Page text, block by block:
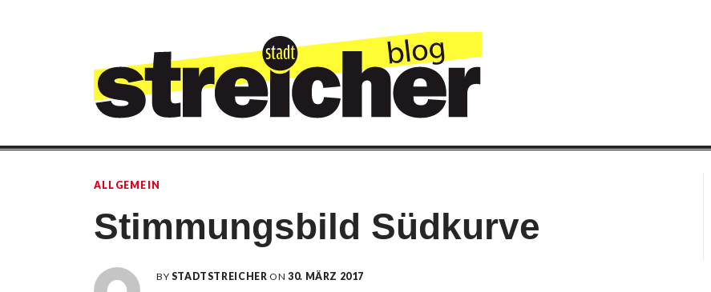
STADTSTREICHER STADTMAGAZIN
Blog
ALLGEMEIN
Stimmungsbild Südkurve
BY STADTSTREICHER ON30. MÄRZ 2017